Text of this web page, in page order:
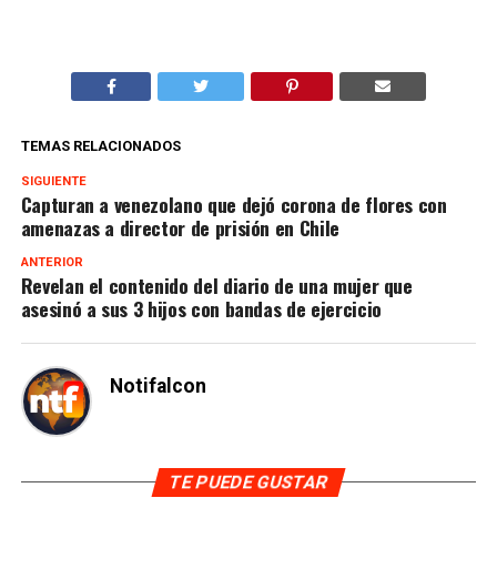
TEMAS RELACIONADOS
SIGUIENTE
Capturan a venezolano que dejó corona de flores con
amenazas a director de prisión en Chile
ANTERIOR
Revelan el contenido del diario de una mujer que
asesinó a sus 3 hijos con bandas de ejercicio
Notifalcon
TE PUEDE GUSTAR